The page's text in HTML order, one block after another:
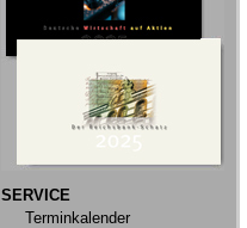
SERVICE
Terminkalender